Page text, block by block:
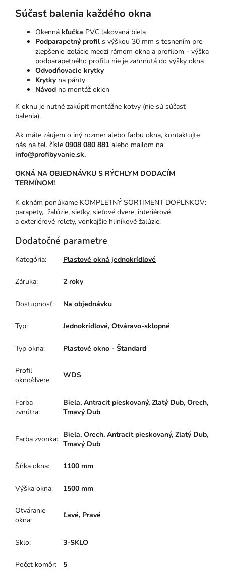
Súčasť balenia každého okna
Okenná kľučka PVC lakovaná biela
Podparapetný profils výškou 30 mm s tesnením pre
zlepšenie izolácie medzi rámom okna a profilom - výška
podparapetného profilu nie je zahrnutá do výšky okna
Odvodňovacie krytky
Krytky na pánty
Návod na montáž okien
K oknu je nutné zakúpiť montážne kotvy (nie sú súčasť
balenia).
Ak máte záujem o iný rozmer alebo farbu okna, kontaktujte
nás na tel. čísle 0908 080 881 alebo mailom na
info@profibyvanie.sk.
OKNÁ NA OBJEDNÁVKU S RÝCHLYM DODACÍM
TERMÍNOM!
K oknám ponúkame KOMPLETNÝ SORTIMENT DOPLNKOV:
parapety, žalúzie, sieťky, sieťové dvere, interiérové
a exteriérové rolety, vonkajšie hliníkové žalúzie.
Dodatočné parametre
Kategória: Plastové okná jednokrídlové
Záruka: 2 roky
Dostupnosť: Na objednávku
Typ: Jednokrídlové, Otváravo-sklopné
Typ okna: Plastové okno - Štandard
Profil
okno/dvere:
WDS
Farba
zvnútra:
Biela, Antracit pieskovaný, Zlatý Dub, Orech,
Tmavý Dub
Farba zvonka: Biela, Orech, Antracit pieskovaný, Zlatý Dub,
Tmavý Dub
Šírka okna: 1100 mm
Výška okna: 1500 mm
Otváranie
okna:
Ľavé, Pravé
Sklo: 3-SKLO
Počet komôr: 5